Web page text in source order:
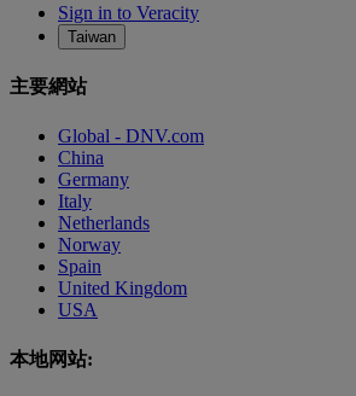
Sign in to Veracity
Taiwan
主要網站
Global - DNV.com
China
Germany
Italy
Netherlands
Norway
Spain
United Kingdom
USA
本地网站: